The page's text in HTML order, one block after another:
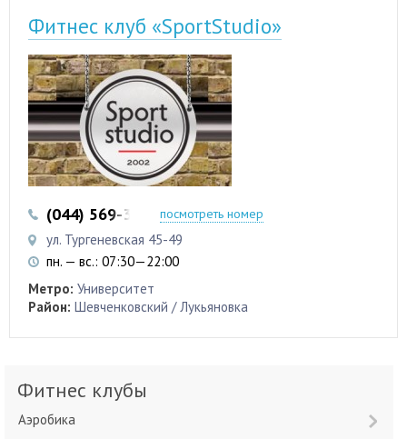
Фитнес клуб «SportStudio»
(044) 569-32-97 (044) 569-32-98
посмотреть номер
ул. Тургеневская 45-49
пн. — вс.: 07:30—22:00
Метро: Университет
Район: Шевченковский / Лукьяновка
Фитнес клубы
Аэробика